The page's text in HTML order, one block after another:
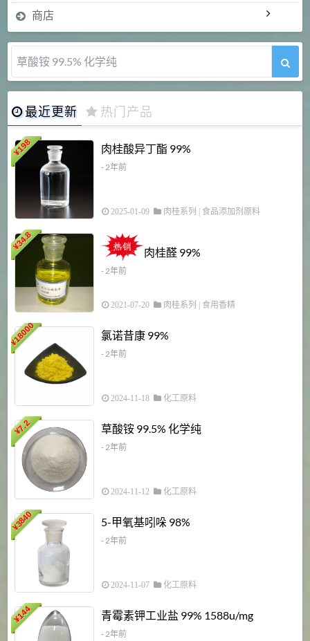
商店
草酸铵 99.5% 化学纯
最近更新 热门产品
¥
198 肉桂酸异丁酯 99%
- 2年前
2025-01-09 肉桂系列 食品添加剂原料
¥
34.8
肉桂醛 99%
- 2年前
2021-07-20 肉桂系列 食用香精
¥
18000 氯诺昔康 99%
- 2年前
2024-11-18 化工原料
¥
7.2 草酸铵 99.5% 化学纯
- 2年前
2024-11-12 化工原料
¥
3840 5-甲氧基吲哚 98%
- 2年前
2024-11-07 化工原料
¥
144 青霉素钾工业盐 99% 1588u/mg
- 2年前